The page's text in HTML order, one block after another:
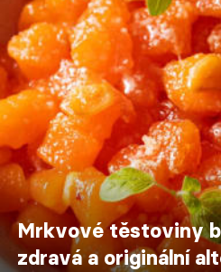
Mrkvové těstoviny
zdravá a originální